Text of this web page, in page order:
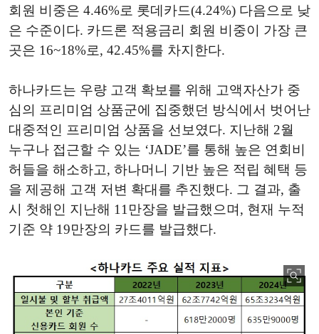
회원 비중은 4.46%로 롯데카드(4.24%) 다음으로 낮
은 수준이다. 카드론 적용금리 회원 비중이 가장 큰
곳은 16~18%로, 42.45%를 차지한다.
하나카드는 우량 고객 확보를 위해 고액자산가 중
심의 프리미엄 상품군에 집중했던 방식에서 벗어난
대중적인 프리미엄 상품을 선보였다. 지난해 2월
누구나 접근할 수 있는 ‘JADE’를 통해 높은 연회비
허들을 해소하고, 하나머니 기반 높은 적립 혜택 등
을 제공해 고객 저변 확대를 추진했다. 그 결과, 출
시 첫해인 지난해 11만장을 발급했으며, 현재 누적
기준 약 19만장의 카드를 발급했다.